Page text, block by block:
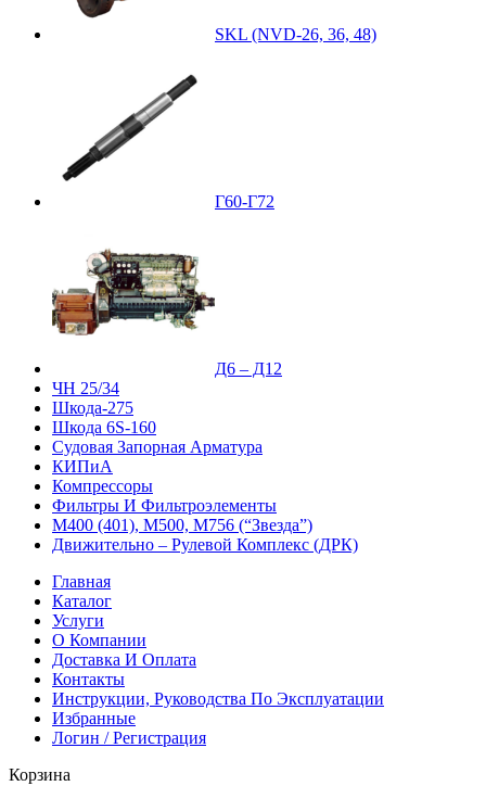
SKL (NVD-26, 36, 48)
Г60-Г72
Д6 – Д12
ЧН 25/34
Шкода-275
Шкода 6S-160
Судовая Запорная Арматура
КИПиА
Компрессоры
Фильтры И Фильтроэлементы
М400 (401), М500, М756 (“Звезда”)
Движительно – Рулевой Комплекс (ДРК)
Главная
Каталог
Услуги
О Компании
Доставка И Оплата
Контакты
Инструкции, Руководства По Эксплуатации
Избранные
Логин / Регистрация
Корзина